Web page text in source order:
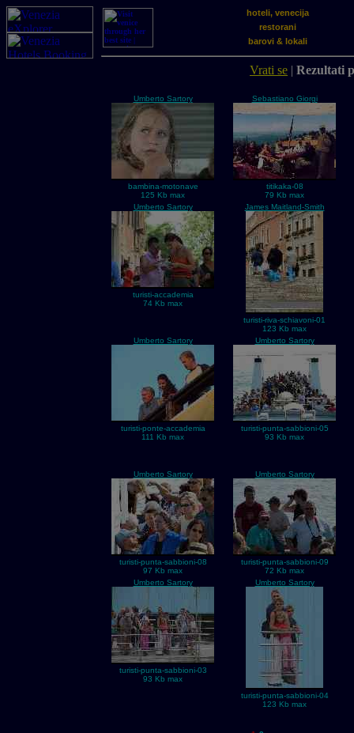
hoteli, venecija
restorani
barovi & lokali
Vrati se | Rezultati
Umberto Sartory
bambina-motonave
125 Kb max
Sebastiano Giorgi
titikaka-08
79 Kb max
Umberto Sartory
turisti-accademia
74 Kb max
James Maitland-Smith
turisti-riva-schiavoni-01
123 Kb max
Umberto Sartory
turisti-ponte-accademia
111 Kb max
Umberto Sartory
turisti-punta-sabbioni-05
93 Kb max
Umberto Sartory
turisti-punta-sabbioni-08
97 Kb max
Umberto Sartory
turisti-punta-sabbioni-09
72 Kb max
Umberto Sartory
turisti-punta-sabbioni-03
93 Kb max
Umberto Sartory
turisti-punta-sabbioni-04
123 Kb max